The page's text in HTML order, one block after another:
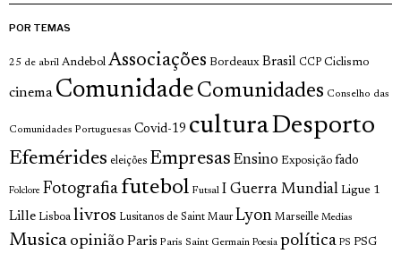
POR TEMAS
25 de abril Andebol Associações Bordeaux Brasil CCP Ciclismo
cinema Comunidade Comunidades Conselho das
Comunidades Portuguesas Covid-19 culturaDesporto
Efemérides eleições Empresas Ensino Exposição fado
Folclore Fotografia futebol Futsal I Guerra Mundial Ligue 1
Lille Lisboa livros Lusitanos de Saint Maur Lyon Marseille Medias
Musica opinião Paris Paris Saint Germain Poesia política PS PSG